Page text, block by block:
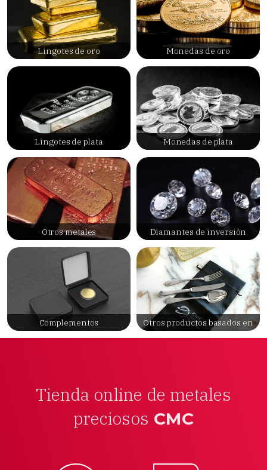
Lingotes de oro Monedas de oro
Lingotes de plata Monedas de plata
Otros metales Diamantes de inversión
Complementos
Otros productos basados en
metales
Tienda online de metales
preciosos CMC